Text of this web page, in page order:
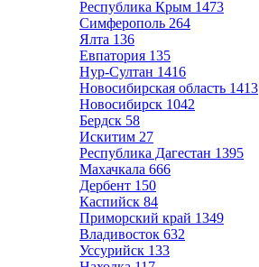
Республика Крым 1473
Симферополь 264
Ялта 136
Евпатория 135
Нур-Султан 1416
Новосибирская область 1413
Новосибирск 1042
Бердск 58
Искитим 27
Республика Дагестан 1395
Махачкала 666
Дербент 150
Каспийск 84
Приморский край 1349
Владивосток 632
Уссурийск 133